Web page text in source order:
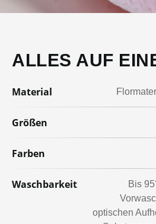
ALLES AUF
Material
Größen
Farben
Waschbarkeit Bis
optischen